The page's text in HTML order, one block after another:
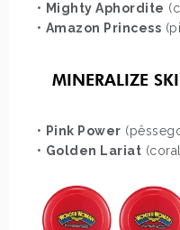
• Mighty Aphordite
• Amazon Princess
MINERALIZE
• Pink Power
• Golden Lariat